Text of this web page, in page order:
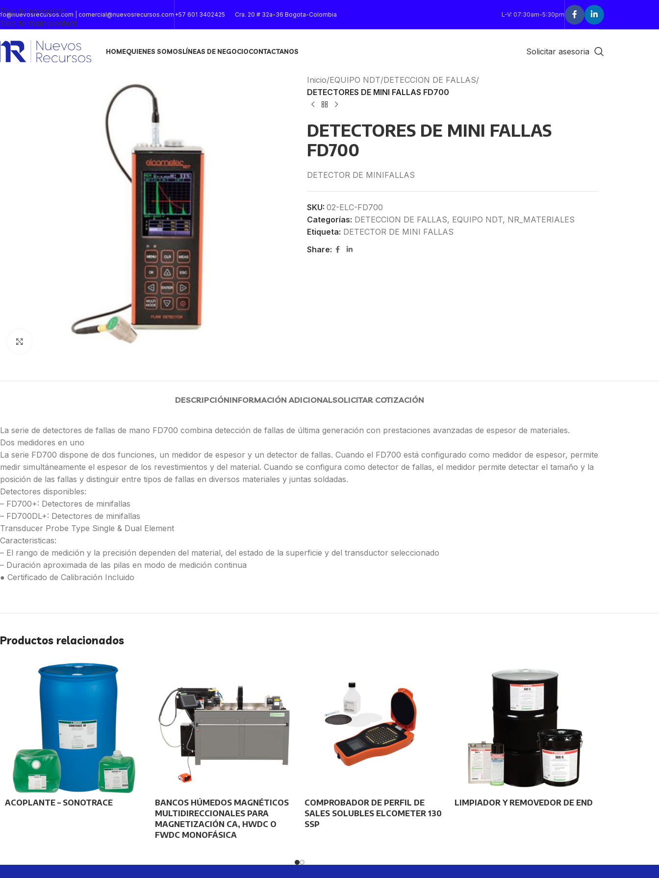
Skip to navigation
Skip to main content
| comercial@nuevosrecursos.com +57 601 3402425 Cra. 20 # 32a-36 Bogota-Colombia L-V: 07:30am-5:30pm
HOMEQUIENES SOMOSLÍNEAS DE NEGOCIOCONTACTANOS Solicitar asesoria
Inicio/EQUIPO NDT/DETECCION DE FALLAS/
DETECTORES DE MINI FALLAS FD700
DETECTORES DE MINI FALLAS
FD700
DETECTOR DE MINIFALLAS
SKU: 02-ELC-FD700
Categorías: DETECCION DE FALLAS, EQUIPO NDT, NR_MATERIALES
Etiqueta: DETECTOR DE MINI FALLAS
Share:
DESCRIPCIÓNINFORMACIÓN ADICIONALSOLICITAR COTIZACIÓN
La serie de detectores de fallas de mano FD700 combina detección de fallas de última generación con prestaciones avanzadas de espesor de materiales.
Dos medidores en uno
La serie FD700 dispone de dos funciones, un medidor de espesor y un detector de fallas. Cuando el FD700 está configurado como medidor de espesor, permite
medir simultáneamente el espesor de los revestimientos y del material. Cuando se configura como detector de fallas, el medidor permite detectar el tamaño y la
posición de las fallas y distinguir entre tipos de fallas en diversos materiales y juntas soldadas.
Detectores disponibles:
– FD700+: Detectores de minifallas
– FD700DL+: Detectores de minifallas
Transducer Probe Type Single & Dual Element
Caracteristicas:
– El rango de medición y la precisión dependen del material, del estado de la superficie y del transductor seleccionado
– Duración aproximada de las pilas en modo de medición continua
● Certificado de Calibración Incluido
Productos relacionados
ACOPLANTE – SONOTRACE
BANCOS HÚMEDOS MAGNÉTICOS
MULTIDIRECCIONALES PARA
MAGNETIZACIÓN CA, HWDC O
FWDC MONOFÁSICA
COMPROBADOR DE PERFIL DE
SALES SOLUBLES ELCOMETER 130
SSP
LIMPIADOR Y REMOVEDOR DE END